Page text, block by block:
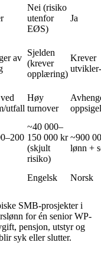
Nei (risiko
utenfor
EØS)
Ja
av
Sjelden
(krever
opplæring)
Krever
utfall
Høy
turnover
~40 000–
150 000 kr
(skjult
risiko)
~900
lønn +
Engelsk Norsk
SMB-prosjekter i
for én senior WP-
pensjon, utstyr og
syk eller slutter.